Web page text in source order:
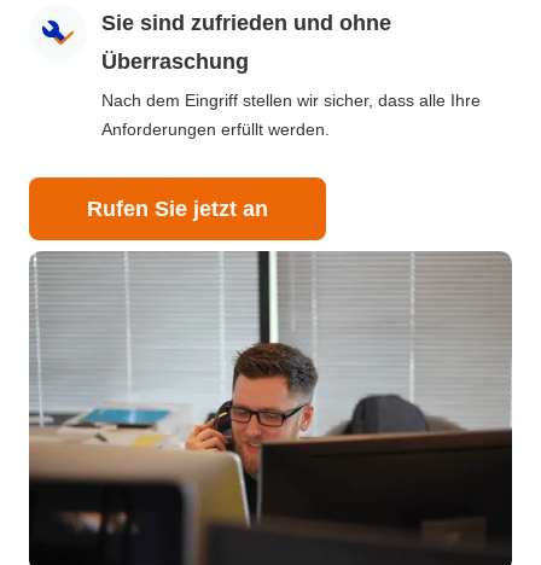
Sie sind zufrieden und ohne
Überraschung
Nach dem Eingriff stellen wir sicher, dass alle Ihre
Anforderungen erfüllt werden.
Rufen Sie jetzt an